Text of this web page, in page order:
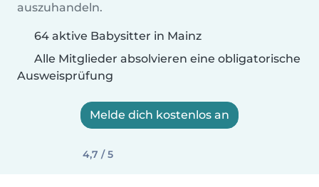
auszuhandeln.
64 aktive Babysitter in Mainz
Alle Mitglieder absolvieren eine obligatorische
Ausweisprüfung
Melde dich kostenlos an
4,7 / 5